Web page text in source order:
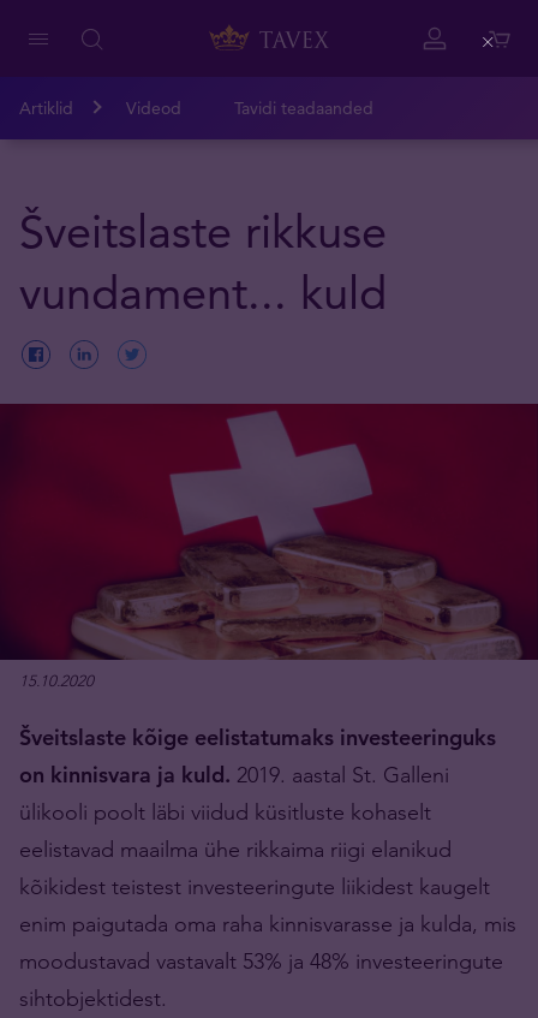
Artiklid Videod Tavidi teadaanded
Šveitslaste rikkuse
vundament... kuld
15.10.2020
Šveitslaste kõige eelistatumaks investeeringuks
on kinnisvara ja kuld. 2019. aastal St. Galleni
ülikooli poolt läbi viidud küsitluste kohaselt
eelistavad maailma ühe rikkaima riigi elanikud
kõikidest teistest investeeringute liikidest kaugelt
enim paigutada oma raha kinnisvarasse ja kulda, mis
moodustavad vastavalt 53% ja 48% investeeringute
sihtobjektidest.
Close